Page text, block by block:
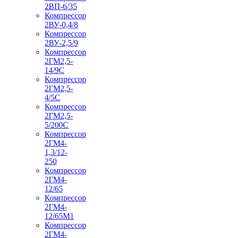
2ВП-6/35
Компрессор
2ВУ-0,4/8
Компрессор
2ВУ-2,5/9
Компрессор
2ГМ2,5-
14/9С
Компрессор
2ГМ2,5-
4/5С
Компрессор
2ГМ2,5-
5/200С
Компрессор
2ГМ4-
1,3/12-
250
Компрессор
2ГМ4-
12/65
Компрессор
2ГМ4-
12/65М1
Компрессор
2ГМ4-